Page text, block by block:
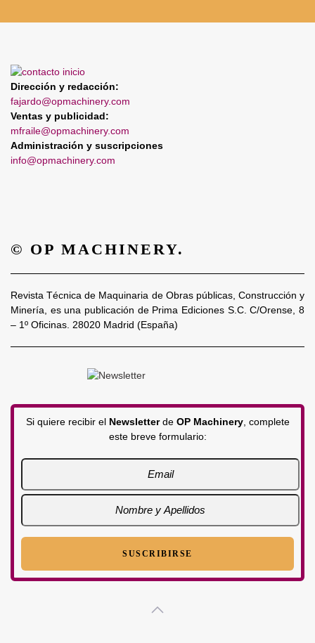
Dirección y redacción:
fajardo@opmachinery.com
Ventas y publicidad:
mfraile@opmachinery.com
Administración y suscripciones
info@opmachinery.com
© OP MACHINERY.
Revista Técnica de Maquinaria de Obras públicas, Construcción y
Minería, es una publicación de Prima Ediciones S.C. C/Orense, 8
– 1º Oficinas. 28020 Madrid (España)
Si quiere recibir el Newsletterde OP Machinery, complete
este breve formulario: